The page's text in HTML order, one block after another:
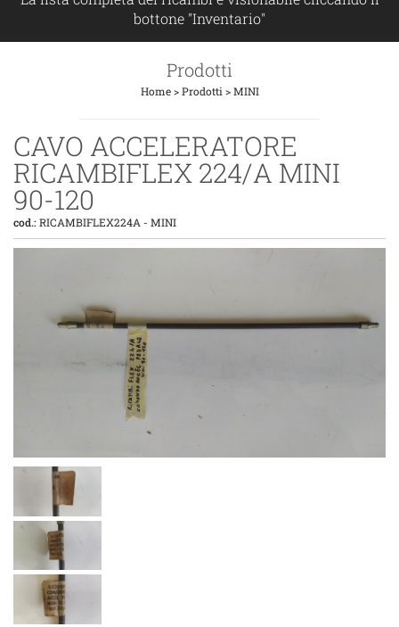
bottone "Inventario"
Prodotti
Home>Prodotti >MINI
CAVO ACCELERATORE
RICAMBIFLEX 224/A MINI
90-120
cod.:RICAMBIFLEX224A - MINI